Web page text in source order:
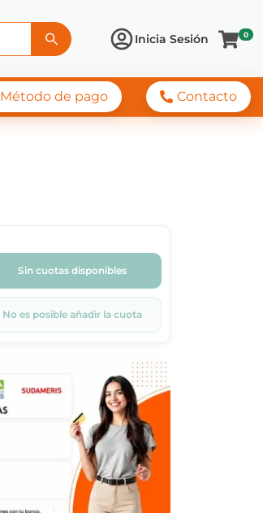
Inicia Sesión 0
Método de pago Contacto
Sin cuotas disponibles
No es posible añadir la cuota